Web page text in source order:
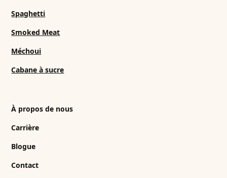
Spaghetti
Smoked Meat
Méchoui
Cabane à sucre
À propos de nous
Carrière
Blogue
Contact